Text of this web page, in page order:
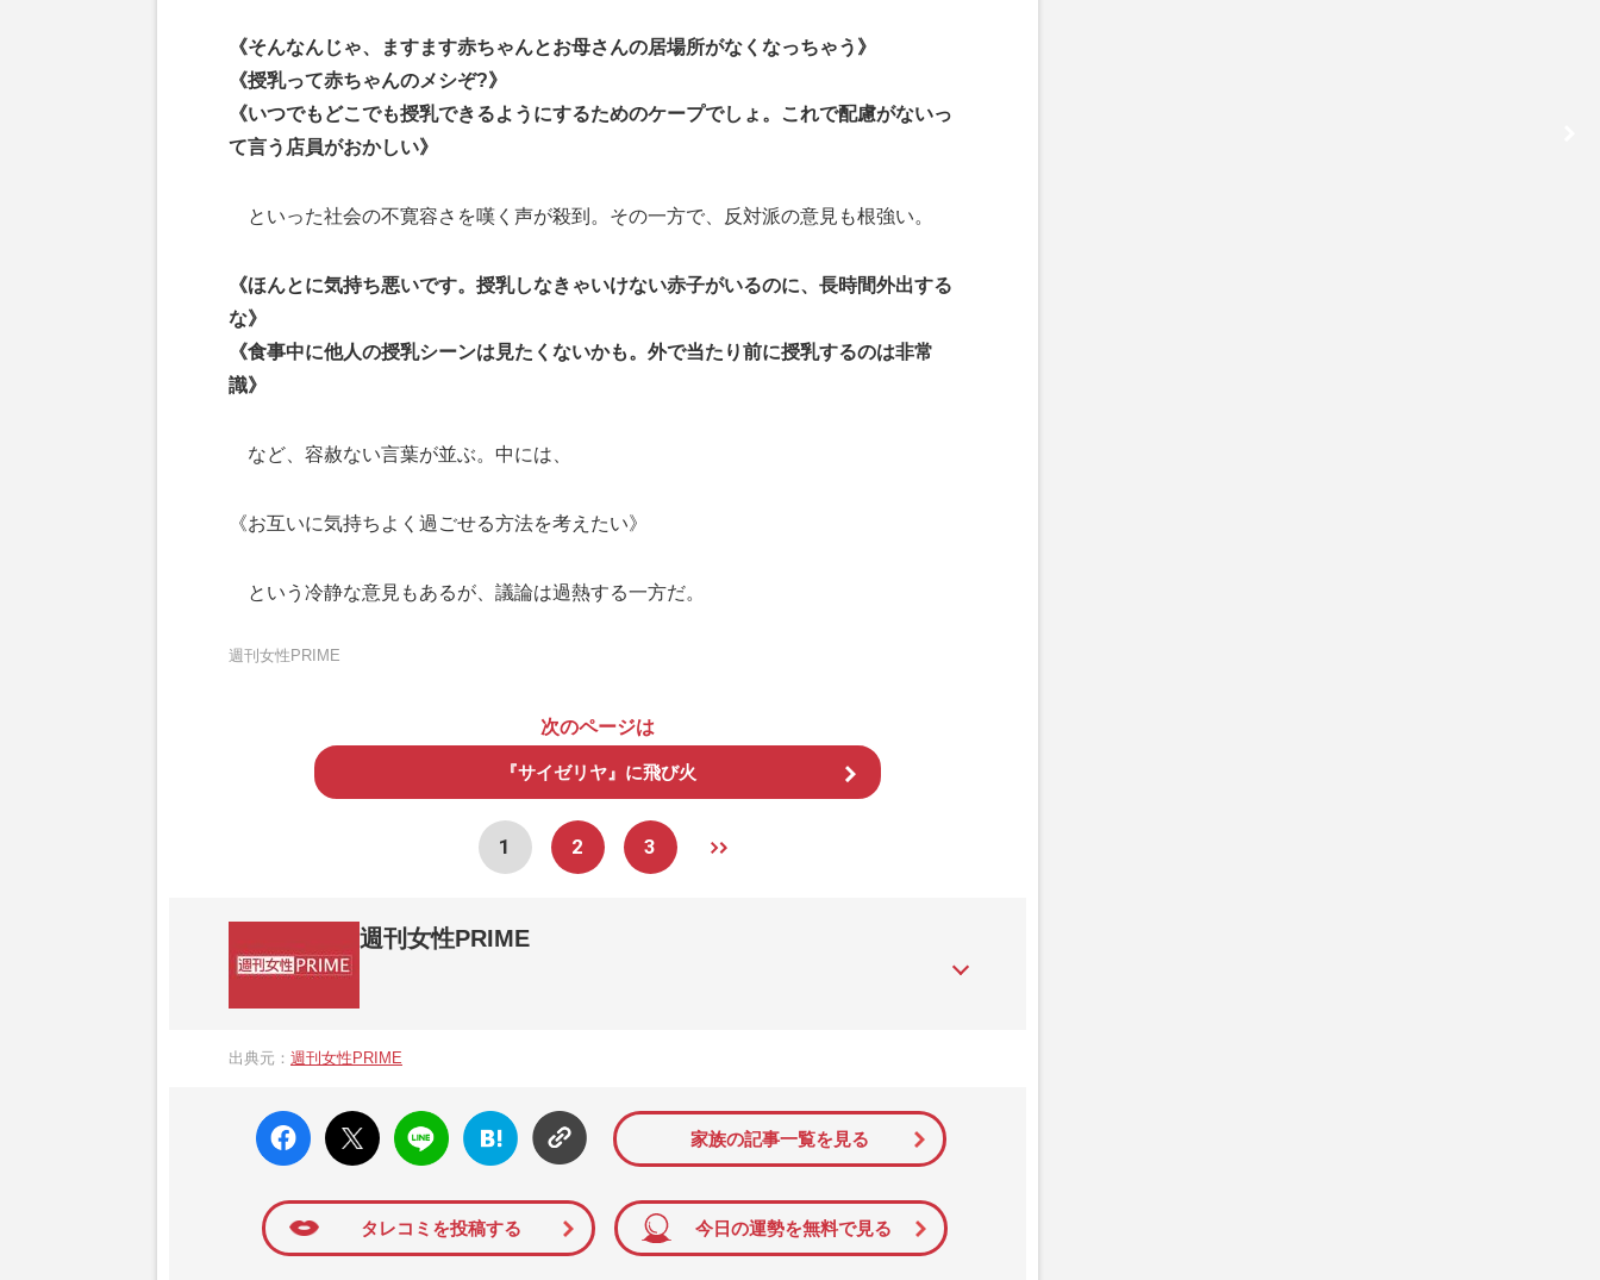
《そんなんじゃ、ますます赤ちゃんとお母さんの居場所がなくなっちゃう》
《授乳って赤ちゃんのメシぞ?》
《いつでもどこでも授乳できるようにするためのケープでしょ。これで配慮がないっ
て言う店員がおかしい》
といった社会の不寛容さを嘆く声が殺到。その一方で、反対派の意見も根強い。
《ほんとに気持ち悪いです。授乳しなきゃいけない赤子がいるのに、長時間外出する
な》
《食事中に他人の授乳シーンは見たくないかも。外で当たり前に授乳するのは非常
識》
など、容赦ない言葉が並ぶ。中には、
《お互いに気持ちよく過ごせる方法を考えたい》
という冷静な意見もあるが、議論は過熱する一方だ。
週刊女性PRIME
次のページは
『サイゼリヤ』に飛び火
1 2 3
週刊女性PRIME
か、女性週刊誌『週刊女性』の誌面に掲載された記事から、インターネット利用者層にとって特に関心の
出典元： 週刊女性PRIME
faceboo
k いい
ね
X ポス
ト
LINE
はてな
ブック
マーク
家族の記事一覧を見る
タレコミを投稿する 今日の運勢を無料で見る